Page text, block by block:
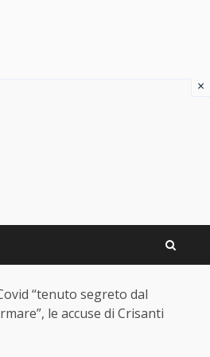
“tenuto segreto dal
le accuse di Crisanti
×